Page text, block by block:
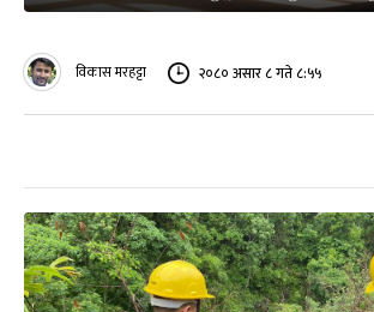
विकास मरहट्टा २०८० असार ८ गते ८:५५